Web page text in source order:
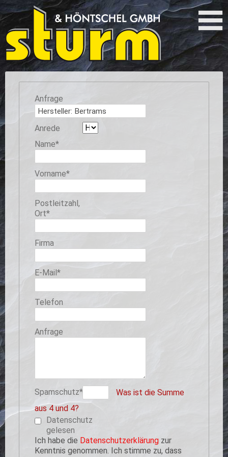
Anfrage
Anrede
Pflichtfeld
Name*
Pflichtfeld
Vorname*
Pflichtfeld
Postleitzahl,
Ort*
Firma
Pflichtfeld
E-Mail*
Telefon
Anfrage
Pflichtfeld
Spamschutz*
Was ist die Summe
aus 4 und 4?
Datenschutz
gelesen
Ich habe die Datenschutzerklärung zur
Kenntnis genommen. Ich stimme zu, dass